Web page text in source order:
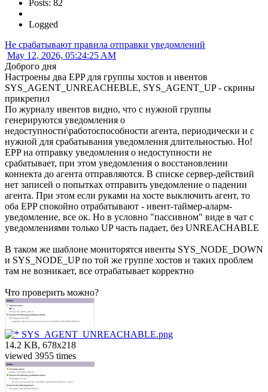
Posts: 82
Logged
Не срабатывают правила отправки уведомлений
May 12, 2026, 05:24:25 AM
Доброго дня
Настроены два EPP для группы хостов и ивентов
SYS_AGENT_UNREACHEBLE, SYS_AGENT_UP - скрины
прикрепил
По журналу ивентов видно, что с нужной группы
генерируются уведомления о
недоступности\работоспособности агента, периодически и с
нужной для срабатывания уведомления длительностью. Но!
EPP на отправку уведомления о недоступности не
срабатывает, при этом уведомления о восстановлении
коннекта до агента отправляются. В списке сервер-действий
нет записей о попытках отправить уведомление о падении
агента. При этом если руками на хосте выключить агент, то
оба EPP спокойно отрабатывают - ивент-таймер-аларм-
уведомление, все ок. Но в условно "пассивном" виде в чат с
уведомлениями только UP часть падает, без UNREACHABLE
В таком же шаблоне мониторятся ивенты SYS_NODE_DOWN
и SYS_NODE_UP по той же группе хостов и таких проблем
там не возникает, все отрабатывает корректно
Что проверить можно?
SYS_AGENT_UNREACHABLE.png
14.2 KB, 678x218
viewed 3955 times